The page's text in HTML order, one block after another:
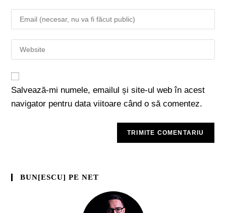
Salvează-mi numele, emailul și site-ul web în acest
navigator pentru data viitoare când o să comentez.
BUN[ESCU] PE NET